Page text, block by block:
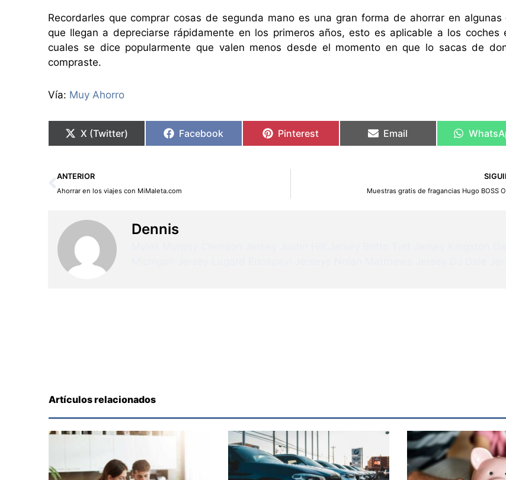
Recordarles que comprar cosas de segunda mano es una gran forma de ahorrar en algunas
que llegan a depreciarse rápidamente en los primeros años, esto es aplicable a los coches
cuales se dice popularmente que valen menos desde el momento en que lo sacas de
compraste.
Vía: Muy Ahorro
X (Twitter) Facebook Pinterest Email
Ant
ANTERIOR
Ahorrar en los viajes con MiMaleta.com Muestras gratis de fragancias Hugo BOSS
Dennis
Artículos relacionados